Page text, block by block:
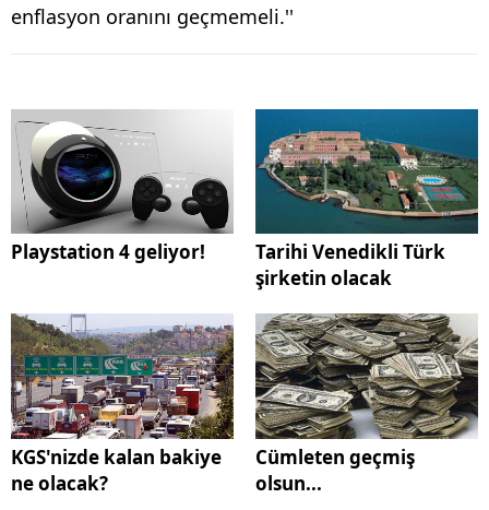
enflasyon oranını geçmemeli.''
Playstation 4 geliyor!
Tarihi Venedikli Türk
şirketin olacak
KGS'nizde kalan bakiye
ne olacak?
Cümleten geçmiş
olsun...